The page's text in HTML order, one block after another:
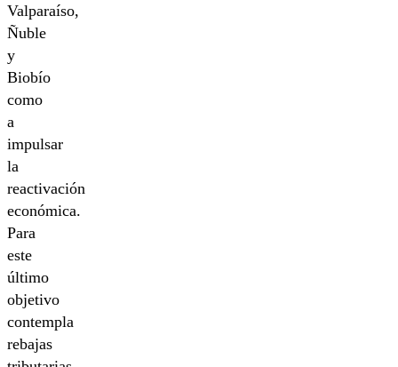
Valparaíso,
Ñuble
y
Biobío
como
a
impulsar
la
reactivación
económica.
Para
este
último
objetivo
contempla
rebajas